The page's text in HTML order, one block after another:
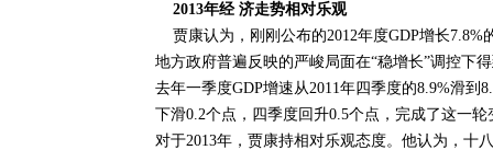
2013年经 济走势相对乐观
贾康认为，刚刚公布的2012年度GDP增长7.8%
地方政府普遍反映的严峻局面在“稳增长”调控下
去年一季度GDP增速从2011年四季度的8.9%滑
下滑0.2个点，四季度回升0.5个点，完成了这一
对于2013年，贾康持相对乐观态度。他认为，十